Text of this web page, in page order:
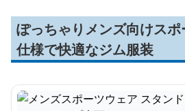
ぽっちゃりメンズ向けス
仕様で快適なジム服装